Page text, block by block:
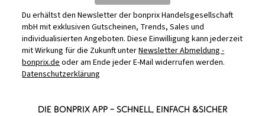
Du erhältst den Newsletter der bonprix Handelsgesellschaft
mbH mit exklusiven Gutscheinen, Trends, Sales und
individualisierten Angeboten. Diese Einwilligung kann jederzeit
mit Wirkung für die Zukunft unterNewsletter Abmeldung -
bonprix.deoder am Ende jeder E-Mail widerrufen werden.
Datenschutzerklärung
DIE BONPRIX APP – SCHNELL, EINFACH &SICHER